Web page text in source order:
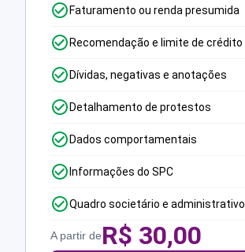
Faturamento ou renda presumida
Recomendação e limite de crédito
Dívidas, negativas e anotações
Detalhamento de protestos
Dados comportamentais
Informações do SPC
Quadro societário e administrativo
A partir deR$ 30,00